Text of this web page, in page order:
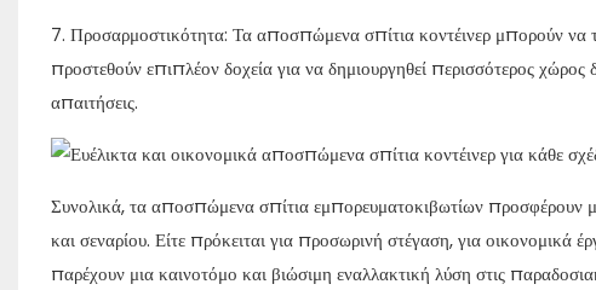
7. Προσαρμοστικότητα: Τα αποσπώμενα σπίτια κοντέινερ μπορούν
προστεθούν επιπλέον δοχεία για να δημιουργηθεί περισσότερος
απαιτήσεις.
Συνολικά, τα αποσπώμενα σπίτια εμπορευματοκιβωτίων προσφέρουν
και σεναρίου. Είτε πρόκειται για προσωρινή στέγαση, για οικονομικά
παρέχουν μια καινοτόμο και βιώσιμη εναλλακτική λύση στις